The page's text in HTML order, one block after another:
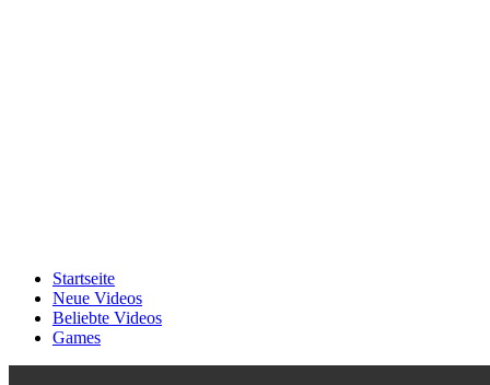
Startseite
Neue Videos
Beliebte Videos
Games